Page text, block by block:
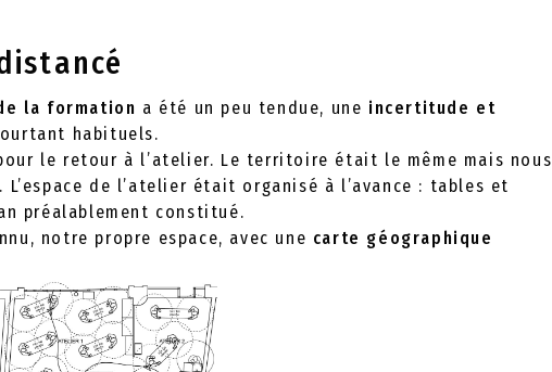
la formation a été un peu tendue, une incertitude et
habituels.
le retour à l’atelier. Le territoire était le même mais nous
de l’atelier était organisé à l’avance : tables et
préalablement constitué.
notre propre espace, avec une carte géographique